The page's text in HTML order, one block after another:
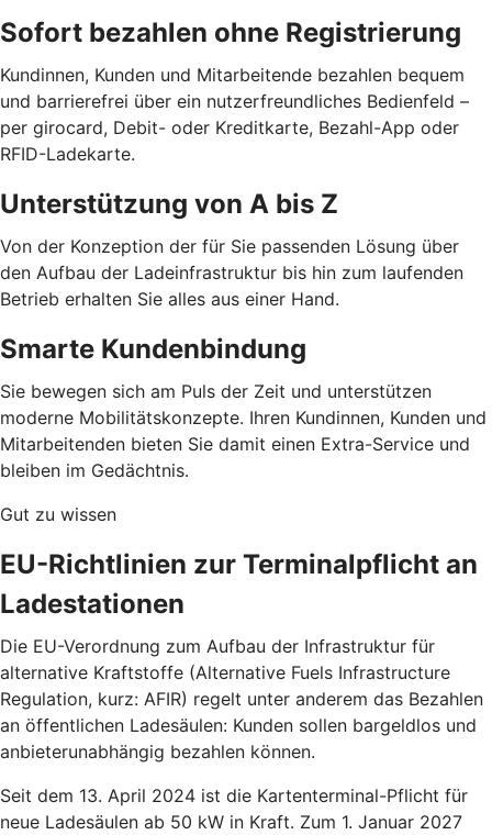
Sofort bezahlen ohne Registrierung
Kundinnen, Kunden und Mitarbeitende bezahlen bequem
und barrierefrei über ein nutzerfreundliches Bedienfeld –
per girocard, Debit- oder Kreditkarte, Bezahl-App oder
RFID-Ladekarte.
Unterstützung von A bis Z
Von der Konzeption der für Sie passenden Lösung über
den Aufbau der Ladeinfrastruktur bis hin zum laufenden
Betrieb erhalten Sie alles aus einer Hand.
Smarte Kundenbindung
Sie bewegen sich am Puls der Zeit und unterstützen
moderne Mobilitätskonzepte. Ihren Kundinnen, Kunden und
Mitarbeitenden bieten Sie damit einen Extra-Service und
bleiben im Gedächtnis.
Gut zu wissen
EU-Richtlinien zur Terminalpflicht an
Ladestationen
Die EU-Verordnung zum Aufbau der Infrastruktur für
alternative Kraftstoffe (Alternative Fuels Infrastructure
Regulation, kurz: AFIR) regelt unter anderem das Bezahlen
an öffentlichen Ladesäulen: Kunden sollen bargeldlos und
anbieterunabhängig bezahlen können.
Seit dem 13. April 2024 ist die Kartenterminal-Pflicht für
neue Ladesäulen ab 50 kW in Kraft. Zum 1. Januar 2027